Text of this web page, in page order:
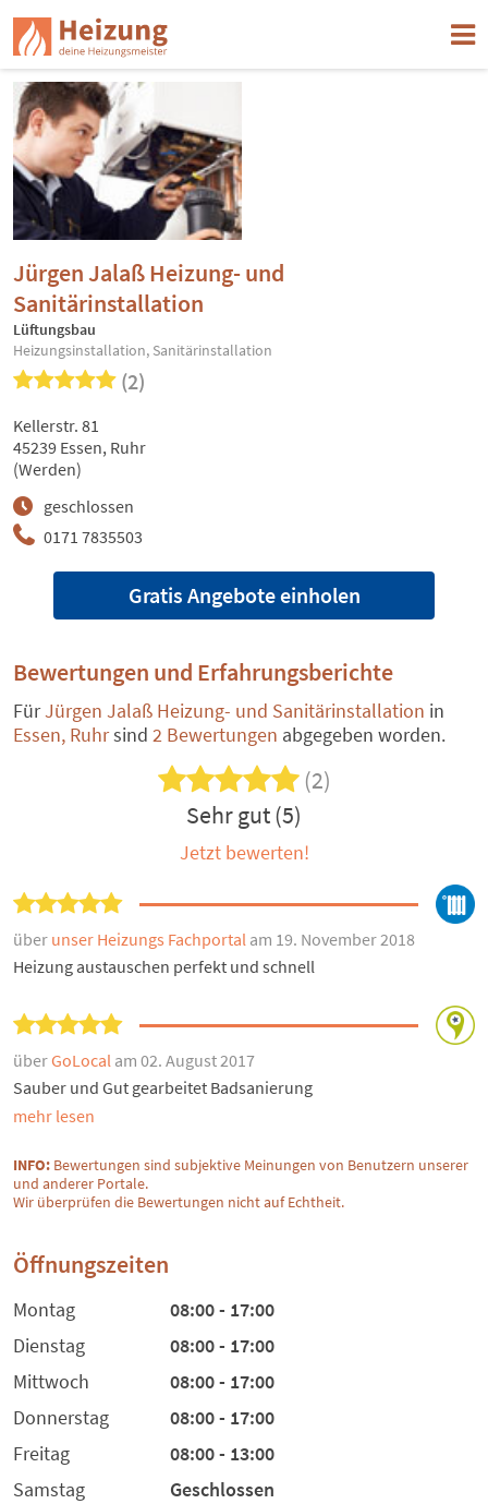
Jürgen Jalaß Heizung- und
Sanitärinstallation
Lüftungsbau
Heizungsinstallation, Sanitärinstallation
(2)
0171 7835503
geschlossen
Kellerstr. 81
45239 Essen, Ruhr
(Werden)
Gratis Angebote einholen
Bewertungen und Erfahrungsberichte
FürJürgen Jalaß Heizung- und Sanitärinstallation in
Essen, Ruhrsind 2 Bewertungen abgegeben worden.
(2)
Sehr gut (5)
Jetzt bewerten!
über unser Heizungs Fachportal am 19. November 2018
Heizung austauschen perfekt und schnell
überGoLocal am 02. August 2017
Sauber und Gut gearbeitet Badsanierung
mehr lesen
INFO: Bewertungen sind subjektive Meinungen von Benutzern unserer
und anderer Portale.
Wir überprüfen die Bewertungen nicht auf Echtheit.
Öffnungszeiten
Montag
08:00 - 17:00
Dienstag
08:00 - 17:00
Mittwoch
08:00 - 17:00
Donnerstag
08:00 - 17:00
Freitag
08:00 - 13:00
Samstag
Geschlossen